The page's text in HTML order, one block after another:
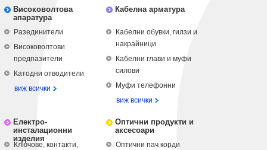
Високоволтова
апаратура
Разединители
Високоволтови
предпазители
Катодни отводители
виж всички
Кабелна арматура
Кабелни обувки, гилзи и
накрайници
Кабелни глави и муфи
силови
Муфи телефонни
виж всички
Електро-
инсталационни
изделия
Ключове, контакти,
Оптични продукти и
аксесоари
Оптични пач корди